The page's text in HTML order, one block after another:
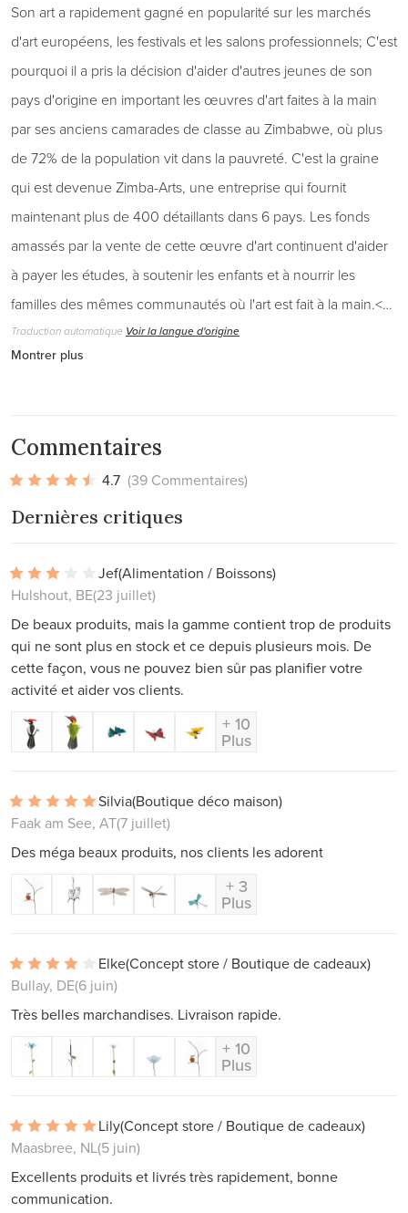
Son art a rapidement gagné en popularité sur les marchés
d'art européens, les festivals et les salons professionnels; C'est
pourquoi il a pris la décision d'aider d'autres jeunes de son
pays d'origine en important les œuvres d'art faites à la main
par ses anciens camarades de classe au Zimbabwe, où plus
de 72% de la population vit dans la pauvreté. C'est la graine
qui est devenue Zimba-Arts, une entreprise qui fournit
maintenant plus de 400 détaillants dans 6 pays. Les fonds
amassés par la vente de cette œuvre d'art continuent d'aider
à payer les études, à soutenir les enfants et à nourrir les
familles des mêmes communautés où l'art est fait à la main.<…
Traduction automatique Voir la langue d'origine
Montrer plus
Commentaires
4.7 (39 Commentaires)
Dernières critiques
Jef(Alimentation / Boissons)
Hulshout, BE(23 juillet)
De beaux produits, mais la gamme contient trop de produits
qui ne sont plus en stock et ce depuis plusieurs mois. De
cette façon, vous ne pouvez bien sûr pas planifier votre
activité et aider vos clients.
+ 10
Plus
Silvia(Boutique déco maison)
Faak am See, AT(7 juillet)
Des méga beaux produits, nos clients les adorent
+ 3
Plus
Elke(Concept store / Boutique de cadeaux)
Bullay, DE(6 juin)
Très belles marchandises. Livraison rapide.
+ 10
Plus
Lily(Concept store / Boutique de cadeaux)
Maasbree, NL(5 juin)
Excellents produits et livrés très rapidement, bonne
communication.